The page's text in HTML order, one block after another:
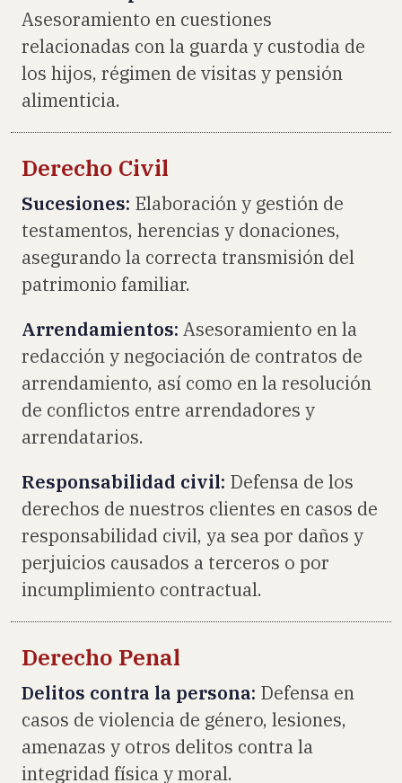
Asesoramiento en cuestiones
relacionadas con la guarda y custodia de
los hijos, régimen de visitas y pensión
alimenticia.
Derecho Civil
Sucesiones: Elaboración y gestión de
testamentos, herencias y donaciones,
asegurando la correcta transmisión del
patrimonio familiar.
Arrendamientos: Asesoramiento en la
redacción y negociación de contratos de
arrendamiento, así como en la resolución
de conflictos entre arrendadores y
arrendatarios.
Responsabilidad civil: Defensa de los
derechos de nuestros clientes en casos de
responsabilidad civil, ya sea por daños y
perjuicios causados a terceros o por
incumplimiento contractual.
Derecho Penal
Delitos contra la persona: Defensa en
casos de violencia de género, lesiones,
amenazas y otros delitos contra la
integridad física y moral.